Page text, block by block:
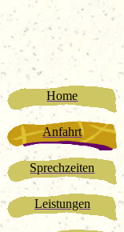
Home
Anfahrt
Sprechzeiten
Leistungen